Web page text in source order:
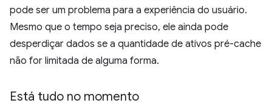
pode ser um problema para a experiência do usuário.
Mesmo que o tempo seja preciso, ele ainda pode
desperdiçar dados se a quantidade de ativos pré-cache
não for limitada de alguma forma.
Está tudo no momento